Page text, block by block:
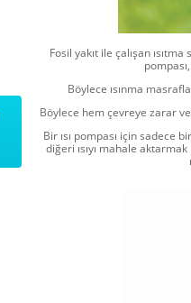
Fosil yakıt ile çalışan
Böylece ısınma
Böylece hem çevreye zarar
Bir ısı pompası için sadece
diğeri ısıyı mahale